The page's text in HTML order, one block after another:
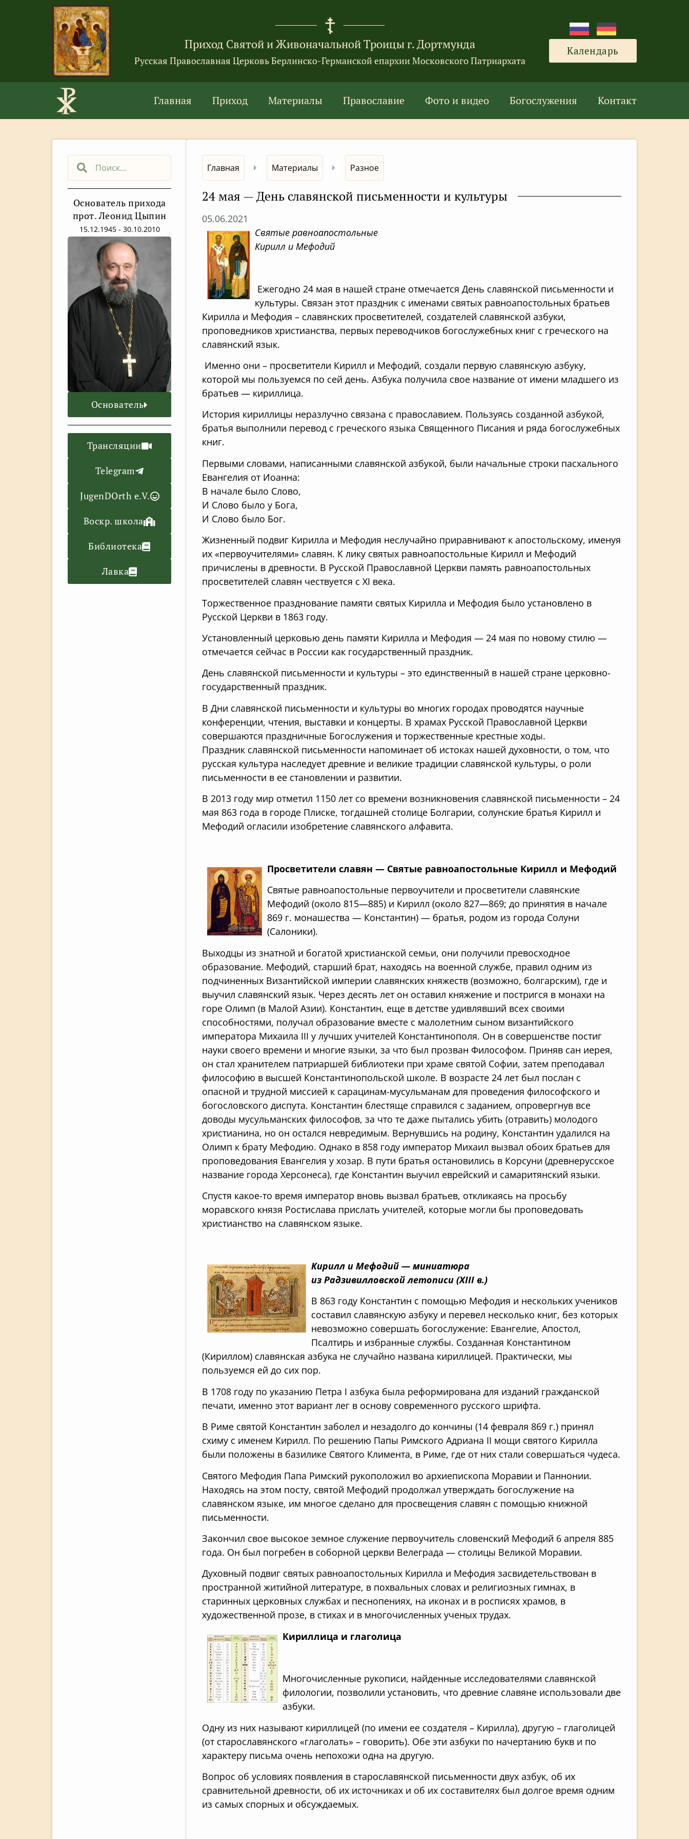
Приход Святой и Живоначальной Троицы г. Дортмунда
Русская Православная Церковь Берлинско-Германской епархии Московского Патриархата
Календарь
Главная Приход Материалы Православие Фото и видео Богослужения Контакт
Основатель прихода
прот. Леонид Цыпин
15.12.1945 - 30.10.2010
Основатель
Трансляции
Telegram
JugenDOrth e.V.
Воскр. школа
Библиотека
Лавка
Главная Материалы Разное
24 мая — День славянской письменности и культуры
05.06.2021
Святые равноапостольные
Кирилл и Мефодий
Ежегодно 24 мая в нашей стране отмечается День славянской письменности и
культуры. Связан этот праздник с именами святых равноапостольных братьев
Кирилла и Мефодия – славянских просветителей, создателей славянской азбуки,
проповедников христианства, первых переводчиков богослужебных книг с греческого на
славянский язык.
Именно они – просветители Кирилл и Мефодий, создали первую славянскую азбуку,
которой мы пользуемся по сей день. Азбука получила свое название от имени младшего из
братьев — кириллица.
История кириллицы неразлучно связана с православием. Пользуясь созданной азбукой,
братья выполнили перевод с греческого языка Священного Писания и ряда богослужебных
книг.
Первыми словами, написанными славянской азбукой, были начальные строки пасхального
Евангелия от Иоанна:
В начале было Слово,
И Слово было у Бога,
И Слово было Бог.
Жизненный подвиг Кирилла и Мефодия неслучайно приравнивают к апостольскому, именуя
их «первоучителями» славян. К лику святых равноапостольные Кирилл и Мефодий
причислены в древности. В Русской Православной Церкви память равноапостольных
просветителей славян чествуется с XI века.
Торжественное празднование памяти святых Кирилла и Мефодия было установлено в
Русской Церкви в 1863 году.
Установленный церковью день памяти Кирилла и Мефодия — 24 мая по новому стилю —
отмечается сейчас в России как государственный праздник.
День славянской письменности и культуры – это единственный в нашей стране церковно-
государственный праздник.
В Дни славянской письменности и культуры во многих городах проводятся научные
конференции, чтения, выставки и концерты. В храмах Русской Православной Церкви
совершаются праздничные Богослужения и торжественные крестные ходы.
Праздник славянской письменности напоминает об истоках нашей духовности, о том, что
русская культура наследует древние и великие традиции славянской культуры, о роли
письменности в ее становлении и развитии.
В 2013 году мир отметил 1150 лет со времени возникновения славянской письменности – 24
мая 863 года в городе Плиске, тогдашней столице Болгарии, солунские братья Кирилл и
Мефодий огласили изобретение славянского алфавита.
Просветители славян — Святые равноапостольные Кирилл и Мефодий
Святые равноапостольные первоучители и просветители славянские
Мефодий (около 815—885) и Кирилл (около 827—869; до принятия в начале
869 г. монашества — Константин) — братья, родом из города Солуни
(Салоники).
Выходцы из знатной и богатой христианской семьи, они получили превосходное
образование. Мефодий, старший брат, находясь на военной службе, правил одним из
подчиненных Византийской империи славянских княжеств (возможно, болгарским), где и
выучил славянский язык. Через десять лет он оставил княжение и постригся в монахи на
горе Олимп (в Малой Азии). Константин, еще в детстве удивлявший всех своими
способностями, получал образование вместе с малолетним сыном византийского
императора Михаила III у лучших учителей Константинополя. Он в совершенстве постиг
науки своего времени и многие языки, за что был прозван Философом. Приняв сан иерея,
он стал хранителем патриаршей библиотеки при храме святой Софии, затем преподавал
философию в высшей Константинопольской школе. В возрасте 24 лет был послан с
опасной и трудной миссией к сарацинам-мусульманам для проведения философского и
богословского диспута. Константин блестяще справился с заданием, опровергнув все
доводы мусульманских философов, за что те даже пытались убить (отравить) молодого
христианина, но он остался невредимым. Вернувшись на родину, Константин удалился на
Олимп к брату Мефодию. Однако в 858 году император Михаил вызвал обоих братьев для
проповедования Евангелия у хозар. В пути братья остановились в Корсуни (древнерусское
название города Херсонеса), где Константин выучил еврейский и самаритянский языки.
Спустя какое-то время император вновь вызвал братьев, откликаясь на просьбу
моравского князя Ростислава прислать учителей, которые могли бы проповедовать
христианство на славянском языке.
Кирилл и Мефодий — миниатюра
из Радзивилловской летописи (XIII в.)
В 863 году Константин с помощью Мефодия и нескольких учеников
составил славянскую азбуку и перевел несколько книг, без которых
невозможно совершать богослужение: Евангелие, Апостол,
Псалтирь и избранные службы. Созданная Константином
(Кириллом) славянская азбука не случайно названа кириллицей. Практически, мы
пользуемся ей до сих пор.
В 1708 году по указанию Петра I азбука была реформирована для изданий гражданской
печати, именно этот вариант лег в основу современного русского шрифта.
В Риме святой Константин заболел и незадолго до кончины (14 февраля 869 г.) принял
схиму с именем Кирилл. По решению Папы Римского Адриана II мощи святого Кирилла
были положены в базилике Святого Климента, в Риме, где от них стали совершаться чудеса.
Святого Мефодия Папа Римский рукоположил во архиепископа Моравии и Паннонии.
Находясь на этом посту, святой Мефодий продолжал утверждать богослужение на
славянском языке, им многое сделано для просвещения славян с помощью книжной
письменности.
Закончил свое высокое земное служение первоучитель словенский Мефодий 6 апреля 885
года. Он был погребен в соборной церкви Велеграда — столицы Великой Моравии.
Духовный подвиг святых равноапостольных Кирилла и Мефодия засвидетельствован в
пространной житийной литературе, в похвальных словах и религиозных гимнах, в
старинных церковных службах и песнопениях, на иконах и в росписях храмов, в
художественной прозе, в стихах и в многочисленных ученых трудах.
Кириллица и глаголица
Многочисленные рукописи, найденные исследователями славянской
филологии, позволили установить, что древние славяне использовали две
азбуки.
Одну из них называют кириллицей (по имени ее создателя – Кирилла), другую – глаголицей
(от старославянского «глаголать» – говорить). Обе эти азбуки по начертанию букв и по
характеру письма очень непохожи одна на другую.
Вопрос об условиях появления в старославянской письменности двух азбук, об их
сравнительной древности, об их источниках и об их составителях был долгое время одним
из самых спорных и обсуждаемых.